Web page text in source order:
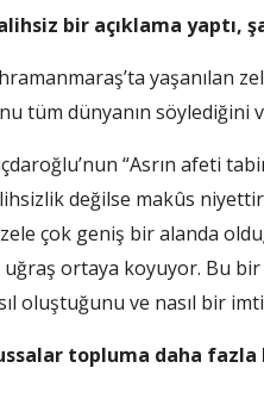
bir açıklama yaptı,
yaşanılan
tüm dünyanın söylediğini
“Asrın afeti
değilse makûs
çok geniş bir alanda
ortaya koyuyor. Bu bir
oluştuğunu ve nasıl bir
topluma daha fazla